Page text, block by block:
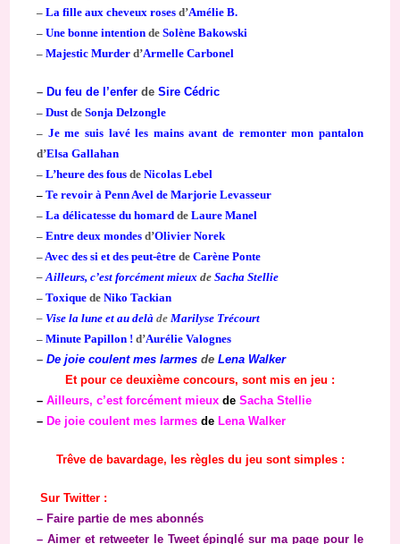
–La fille aux cheveux roses d’Amélie B.
–Une bonne intention deSolène Bakowski
–Majestic Murder d’Armelle Carbonel
–Du feu de l’enfer deSire Cédric
–Dust deSonja Delzongle
– Je me suis lavé les mains avant de remonter mon pantalon
d’Elsa Gallahan
–L’heure des fous deNicolas Lebel
– Te revoir à Penn Avel de Marjorie Levasseur
–La délicatesse du homard deLaure Manel
–Entre deux mondes d’Olivier Norek
– Avec des si et des peut-être deCarène Ponte
–Ailleurs, c’est forcément mieux deSacha Stellie
–Toxique deNiko Tackian
–Vise la lune et au delà de Marilyse Trécourt
–Minute Papillon ! d’Aurélie Valognes
–De joie coulent mes larmes deLena Walker
Et pour ce deuxième concours, sont mis en jeu :
–Ailleurs, c’est forcément mieux deSacha Stellie
–De joie coulent mes larmes deLena Walker
Trêve de bavardage, les règles du jeu sont simples :
Sur Twitter :
–Faire partie de mes abonnés
– Aimer et retweeter le Tweet épinglé sur ma page pour le